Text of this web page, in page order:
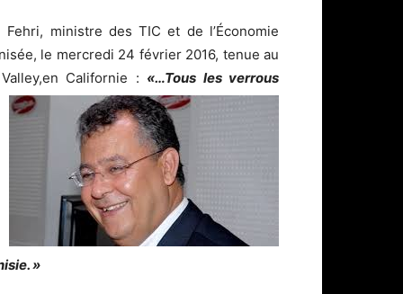
ministre des TIC et de l’Économie
le mercredi 24 février 2016, tenue au
Californie : «…Tous les verrous
»